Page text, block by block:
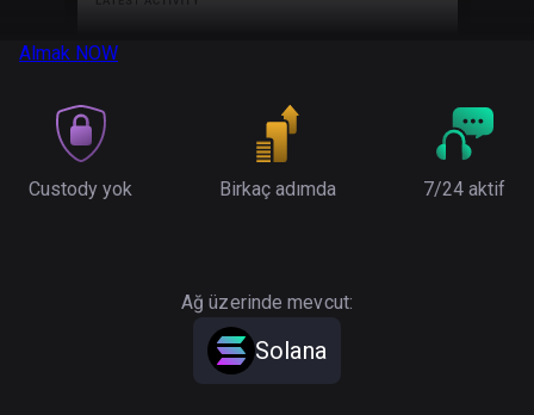
Almak NOW
Custody yok Birkaç adımda 7/24 aktif
Ağ üzerinde mevcut:
Solana